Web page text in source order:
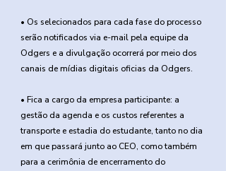
• Os selecionados para cada fase do processo
serão notificados via e-mail pela equipe da
Odgers e a divulgação ocorrerá por meio dos
canais de mídias digitais oficias da Odgers.
• Fica a cargo da empresa participante: a
gestão da agenda e os custos referentes a
transporte e estadia do estudante, tanto no dia
em que passará junto ao CEO, como também
para a cerimônia de encerramento do